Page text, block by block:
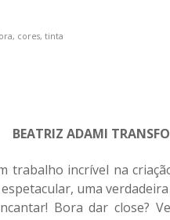
cores, tinta
BEATRIZ ADAMI
trabalho incrível na
uma
Bora dar close?